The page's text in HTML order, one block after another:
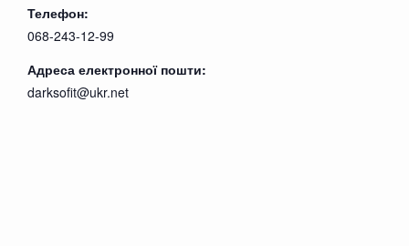
Телефон:
068-243-12-99
Адреса електронної пошти:
darksofit@ukr.net